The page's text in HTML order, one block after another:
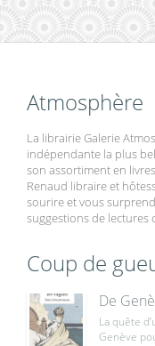
Atmosphère
La librairie Galerie
indépendante la plus
son assortiment en
Renaud libraire et
sourire et vous
suggestions de lectures
Coup de
De
La quête
Genève